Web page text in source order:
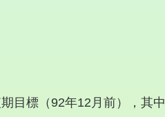
目標（92年12月前），其